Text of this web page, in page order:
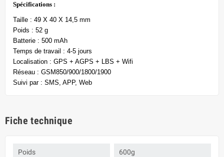
Spécifications :
Taille : 49 X 40 X 14,5 mm
Poids : 52 g
Batterie : 500 mAh
Temps de travail : 4-5 jours
Localisation : GPS + AGPS + LBS + Wifi
Réseau : GSM850/900/1800/1900
Suivi par : SMS, APP, Web
Fiche technique
Poids 600g